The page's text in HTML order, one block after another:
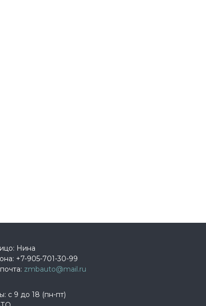
Нина
+7-905-701-30-99
zmbauto@mail.ru
с 9 до 18 (пн-пт)